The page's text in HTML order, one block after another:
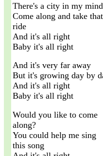
There's a city in my mind
Come along and take that
ride
And it's all right
Baby it's all right
And it's very far away
But it's growing day by
And it's all right
Baby it's all right
Would you like to come
along?
You could help me sing
this song